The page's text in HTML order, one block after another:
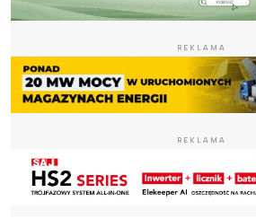
REKLAMA
REKLAMA